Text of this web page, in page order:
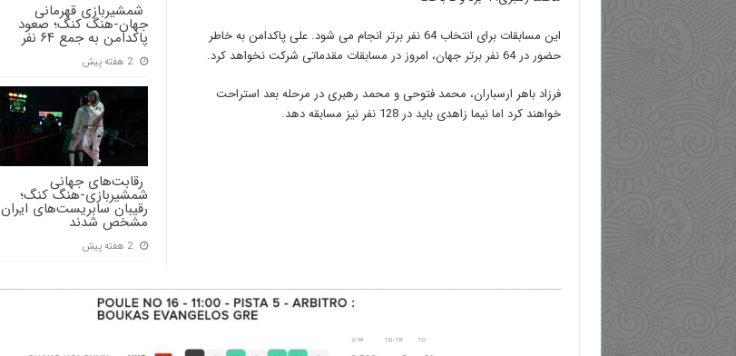
‍ شمشیربازی قهرمانی
جهان-هنگ کنگ؛ صعود
پاکدامن به جمع ۶۴ نفر
2 هفته پیش
‍ رقابت‌های جهانی
شمشیربازی-هنگ کنگ؛
رقیبان سابریست‌های ایران
مشخص شدند
2 هفته پیش
این مسابقات برای انتخاب 64 نفر برتر انجام می شود. علی پاکدامن به خاطر
حضور در 64 نفر برتر جهان، امروز در مسابقات مقدماتی شرکت نخواهد کرد.
فرزاد باهر ارسباران، محمد فتوحی و محمد رهبری در مرحله بعد استراحت
خواهند کرد اما نیما زاهدی باید در 128 نفر نیز مسابقه دهد.